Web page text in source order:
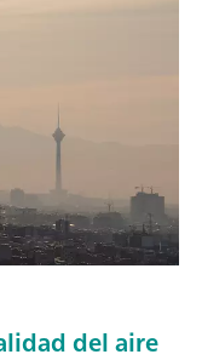
del aire